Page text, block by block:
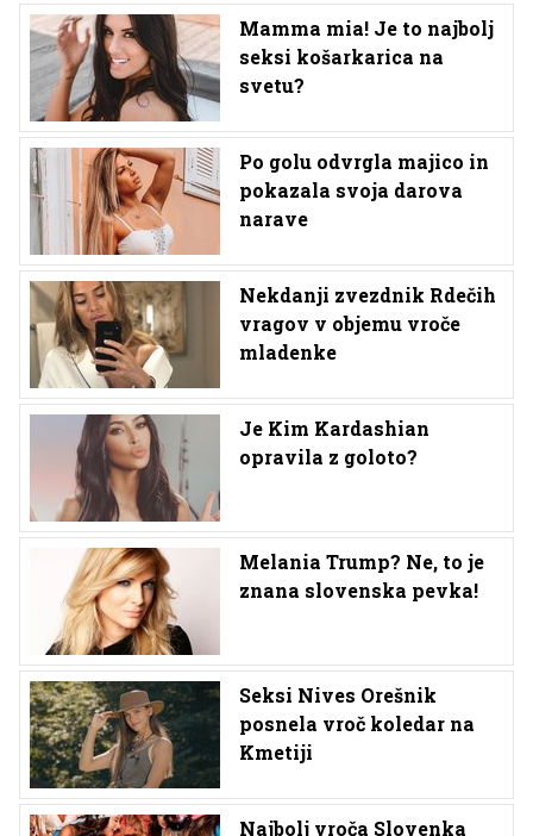
Mamma mia! Je to najbolj
seksi košarkarica na
svetu?
Po golu odvrgla majico in
pokazala svoja darova
narave
Nekdanji zvezdnik Rdečih
vragov v objemu vroče
mladenke
Je Kim Kardashian
opravila z goloto?
Melania Trump? Ne, to je
znana slovenska pevka!
Seksi Nives Orešnik
posnela vroč koledar na
Kmetiji
Najbolj vroča Slovenka